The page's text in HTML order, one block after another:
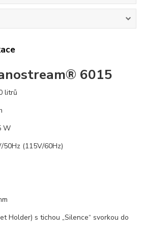
6015
litrů
W
50Hz (115V/60Hz)
Holder) s tichou „Silence“ svorkou do